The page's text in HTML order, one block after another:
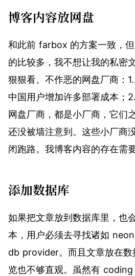
博客内容放网盘
和此前 farbox 的方案一致，
的比较多，我不想让我的私密
狠狠看。不作恶的网盘厂商：
中国用户增加许多部署成本；
网盘厂商，都是小厂商，它们
还没被墙注意到。这些小厂商
闭跑路。我博客内容的存在需
添加数据库
如果把文章放到数据库里，也
本，用户必须去寻找诸如
db provider。而且文章放在数
览也不够直观。虽然有